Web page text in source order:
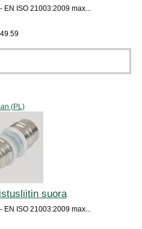
ISO 21003:2009 max...
(PL)
suora
ISO 21003:2009 max...